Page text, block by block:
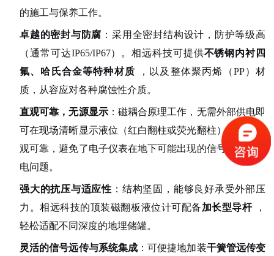
的施工与保养工作。
卓越的密封与防腐 ：采用全密封结构设计，防护等级高
（通常可达IP65/IP67）。相远科技可提供不锈钢内衬四
氟、哈氏合金等特种材质
，以及整体聚丙烯（PP）材
质，从容应对各种腐蚀性介质。
直观可靠，无源显示：磁耦合原理工作，无需外部供电即
可在现场清晰显示液位（红白翻柱或荧光翻柱），数据直
观可靠，避免了电子仪表在地下可能出现的信号传输或供
电问题。
强大的抗压与适应性 ：结构坚固，能够良好承受外部压
力。相远科技的顶装磁翻板液位计可配备加长型导杆
，
轻松适配不同深度的地埋储罐。
灵活的信号远传与系统集成 ：可便捷地加装干簧管远传变